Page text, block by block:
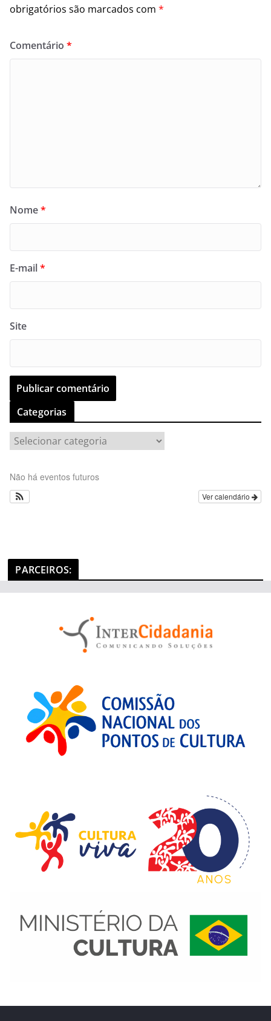
obrigatórios são marcados com *
Comentário *
Nome*
E-mail*
Site
Categorias
a
e
g
a
Não há eventos futuros
Ver calendário
PARCEIROS: